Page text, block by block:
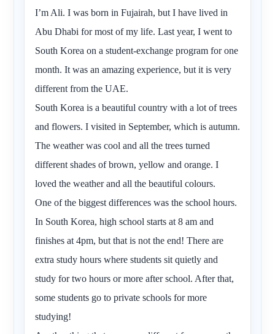
I’m Ali. I was born in Fujairah, but I have lived in
Abu Dhabi for most of my life. Last year, I went to
South Korea on a student-exchange program for one
month. It was an amazing experience, but it is very
different from the UAE.
South Korea is a beautiful country with a lot of trees
and flowers. I visited in September, which is autumn.
The weather was cool and all the trees turned
different shades of brown, yellow and orange. I
loved the weather and all the beautiful colours.
One of the biggest differences was the school hours.
In South Korea, high school starts at 8 am and
finishes at 4pm, but that is not the end! There are
extra study hours where students sit quietly and
study for two hours or more after school. After that,
some students go to private schools for more
studying!